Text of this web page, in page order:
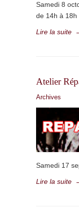
Samedi 8
de 14h à 18h
Lire la suite
Atelier
Archives
Samedi 17
Lire la suite